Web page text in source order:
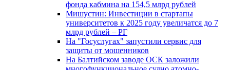
фонда кабмина на 154,5 млрд рублей
Мишустин: Инвестиции в стартапы
университетов к 2025 году увеличатся до 7
млрд рублей – РГ
На "Госуслугах" запустили сервис для
защиты от мошенников
На Балтийском заводе ОСК заложили